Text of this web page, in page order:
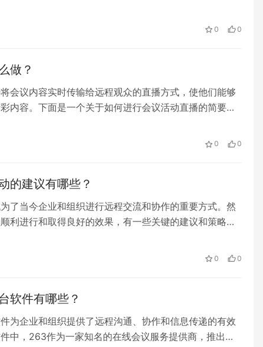
0 0
做？
会议内容实时传输给远程观众的直播方式，使他们能够
内容。下面是一个关于如何进行会议活动直播的简要指
0 0
的建议有哪些？
了当今企业和组织进行远程交流和协作的重要方式。然
利进行和取得良好的效果，有一些关键的建议和策略需
0 0
软件有哪些？
为企业和组织提供了远程沟通、协作和信息传递的有效
中，263作为一家知名的在线会议服务提供商，推出了